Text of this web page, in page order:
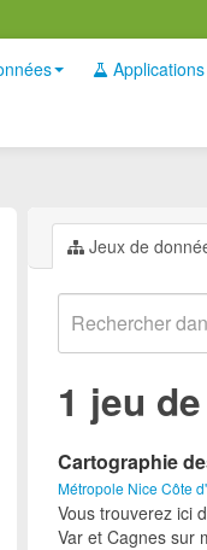
Applications
Jeux de
1 jeu
Cartographie
Métropole Nice Côte
Vous trouverez ici
Var et Cagnes sur